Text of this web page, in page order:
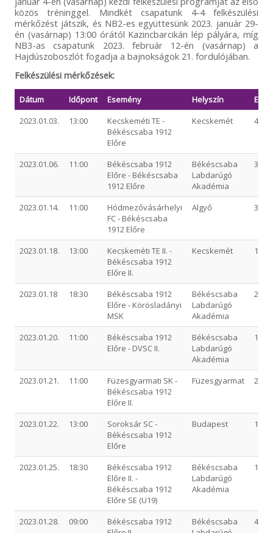
közös tréninggel. Mindkét csapatunk 4-4 felkészülési
mérkőzést játszik, és NB2-es együttesünk 2023. január 29-
én (vasárnap) 13:00 órától Kazincbarcikán lép pályára, míg
NB3-as csapatunk 2023. február 12-én (vasárnap) a
Hajdúszoboszlót fogadja a bajnokságok 21. fordulójában.
Felkészülési mérkőzések:
Dátum Időpont Esemény Helyszín
2023.01.03.
13:00
Kecskeméti TE -
Békéscsaba 1912
Előre
Kecskemét 4-2
2023.01.06. 11:00
Békéscsaba 1912
Előre - Békéscsaba
1912 Előre
Békéscsaba
Labdarúgó
Akadémia
3-0
2023.01.14. 11:00
Hódmezővásárhelyi
FC - Békéscsaba
1912 Előre
Algyő 3-1
2023.01.18. 13:00
Kecskeméti TE II. -
Békéscsaba 1912
Előre II.
Kecskemét 1-4
2023.01.18 18:30
Békéscsaba 1912
Előre - Körösladányi
MSK
Békéscsaba
Labdarúgó
Akadémia
2-2
2023.01.20. 11:00
Békéscsaba 1912
Előre - DVSC II.
Békéscsaba
Labdarúgó
Akadémia
1-1
2023.01.21. 11:00
Füzesgyarmati SK -
Békéscsaba 1912
Előre II.
Füzesgyarmat 2-0
2023.01.22. 13:00
Soroksár SC -
Békéscsaba 1912
Előre
Budapest 1-1
2023.01.25. 18:30
Békéscsaba 1912
Előre II. -
Békéscsaba 1912
Előre SE (U19)
Békéscsaba
Labdarúgó
Akadémia
10-1
2023.01.28. 09:00
Békéscsaba 1912
Békéscsaba
4-1